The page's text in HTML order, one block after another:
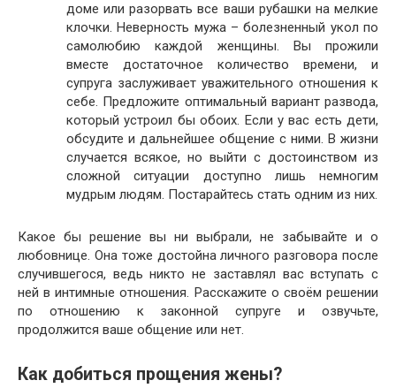
доме или разорвать все ваши рубашки на мелкие
клочки. Неверность мужа – болезненный укол по
самолюбию каждой женщины. Вы прожили
вместе достаточное количество времени, и
супруга заслуживает уважительного отношения к
себе. Предложите оптимальный вариант развода,
который устроил бы обоих. Если у вас есть дети,
обсудите и дальнейшее общение с ними. В жизни
случается всякое, но выйти с достоинством из
сложной ситуации доступно лишь немногим
мудрым людям. Постарайтесь стать одним из них.
Какое бы решение вы ни выбрали, не забывайте и о
любовнице. Она тоже достойна личного разговора после
случившегося, ведь никто не заставлял вас вступать с
ней в интимные отношения. Расскажите о своём решении
по отношению к законной супруге и озвучьте,
продолжится ваше общение или нет.
Как добиться прощения жены?